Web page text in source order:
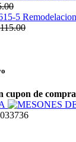
115.00
cupon de compra